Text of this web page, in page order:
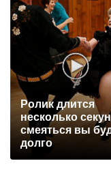
Ролик длится
несколько
смеяться вы
долго